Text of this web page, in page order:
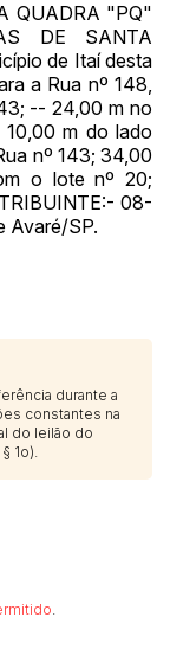
QUADRA "PQ"
DE SANTA
de Itaí desta
a Rua nº 148,
-- 24,00 m no
m do lado
nº 143; 34,00
o lote nº 20;
08-
Avaré/SP.
durante a
constantes na
do leilão do
1o).